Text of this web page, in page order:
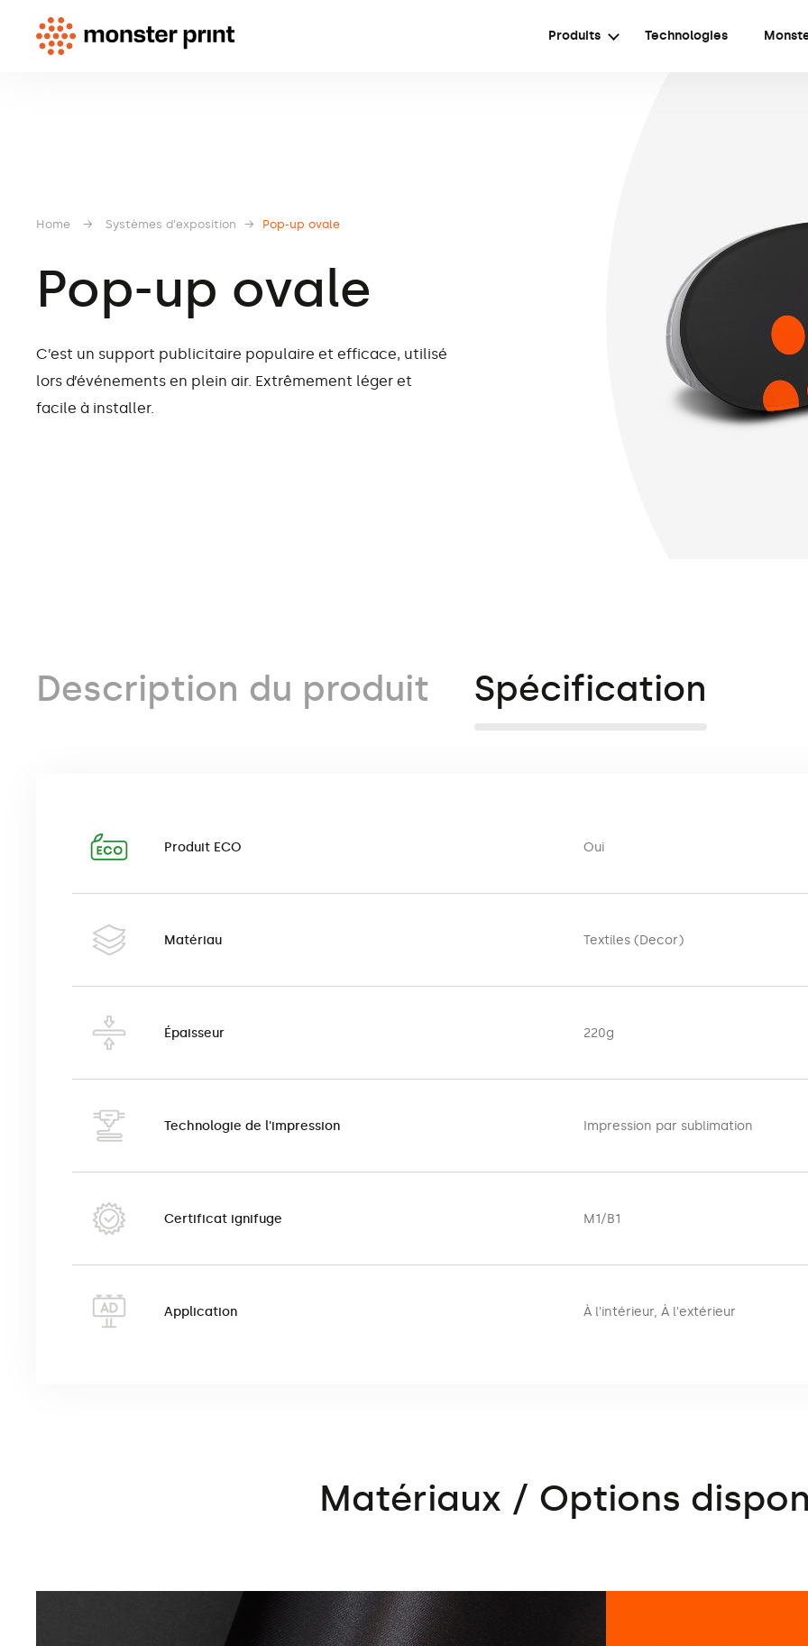
Produits Technologies
Home → Systèmes d'exposition → Pop-up ovale
Pop-up ovale
C’est un support publicitaire populaire et efficace, utilisé
lors d’événements en plein air. Extrêmement léger et
facile à installer.
Description du produit Spécification
démontage très faciles. Il est attaché au sol avec des goupilles. Le kit comprend :
cadre,
sac de transport qui protège le produit contre les dommages pendant le transport et le stockage.
Tailles disponibles :
actuellement l’une des méthodes les plus écologiques de production de supports publicitaires. En raison de la
up ovale appartient au groupe de produits écologiques Monster ECO Print.
Produit ECO Oui
Matériau Textiles (Decor)
Épaisseur 220g
Technologie de l'impression Impression par sublimation
Certificat ignifuge M1/B1
Application À l'intérieur, À l'extérieur
Matériaux / Options